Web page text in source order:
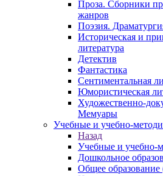
Проза. Сборники
жанров
Поэзия.
Историческая и
литература
Детектив
Фантастика
Сентиментальная
Юмористическая
Художественно-
Мемуары
Учебные и учебно-
Назад
Учебные и учебно-
Дошкольное
Общее образование